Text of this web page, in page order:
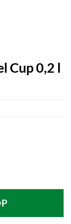
Cup 0,2 l